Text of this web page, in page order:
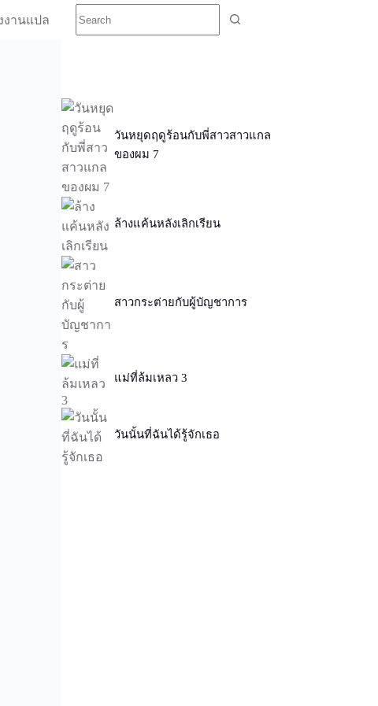
งานแปล
วันหยุดฤดูร้อนกับพี่สาวสาวแกล
ของผม 7
ล้างแค้นหลังเลิกเรียน
สาวกระต่ายกับผู้บัญชาการ
แม่ที่ล้มเหลว 3
วันนั้นที่ฉันได้รู้จักเธอ